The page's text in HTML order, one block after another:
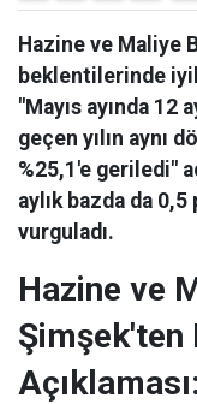
Hazine ve Maliye
beklentilerinde
"Mayıs ayında 12
geçen yılın aynı
%25,1'e geriledi"
aylık bazda da 0,5
vurguladı.
Hazine ve
Şimşek'ten